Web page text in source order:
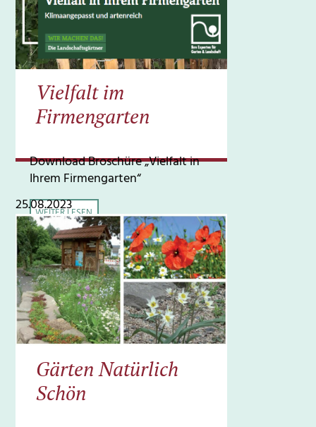
Vielfalt im
Firmengarten
Download Broschüre „Vielfalt in
Ihrem Firmengarten“
WEITER LESEN
25.08.2023
Gärten Natürlich
Schön